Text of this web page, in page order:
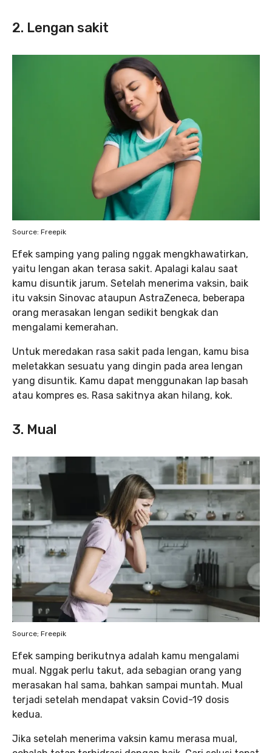
2. Lengan sakit
Source: Freepik
Efek samping yang paling nggak mengkhawatirkan,
yaitu lengan akan terasa sakit. Apalagi kalau saat
kamu disuntik jarum. Setelah menerima vaksin, baik
itu vaksin Sinovac ataupun AstraZeneca, beberapa
orang merasakan lengan sedikit bengkak dan
mengalami kemerahan.
Untuk meredakan rasa sakit pada lengan, kamu bisa
meletakkan sesuatu yang dingin pada area lengan
yang disuntik. Kamu dapat menggunakan lap basah
atau kompres es. Rasa sakitnya akan hilang, kok.
3. Mual
Source; Freepik
Efek samping berikutnya adalah kamu mengalami
mual. Nggak perlu takut, ada sebagian orang yang
merasakan hal sama, bahkan sampai muntah. Mual
terjadi setelah mendapat vaksin Covid-19 dosis
kedua.
Jika setelah menerima vaksin kamu merasa mual,